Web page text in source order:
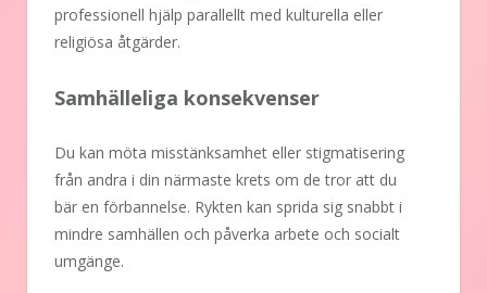
professionell hjälp parallellt med kulturella eller
religiösa åtgärder.
Samhälleliga konsekvenser
Du kan möta misstänksamhet eller stigmatisering
från andra i din närmaste krets om de tror att du
bär en förbannelse. Rykten kan sprida sig snabbt i
mindre samhällen och påverka arbete och socialt
umgänge.